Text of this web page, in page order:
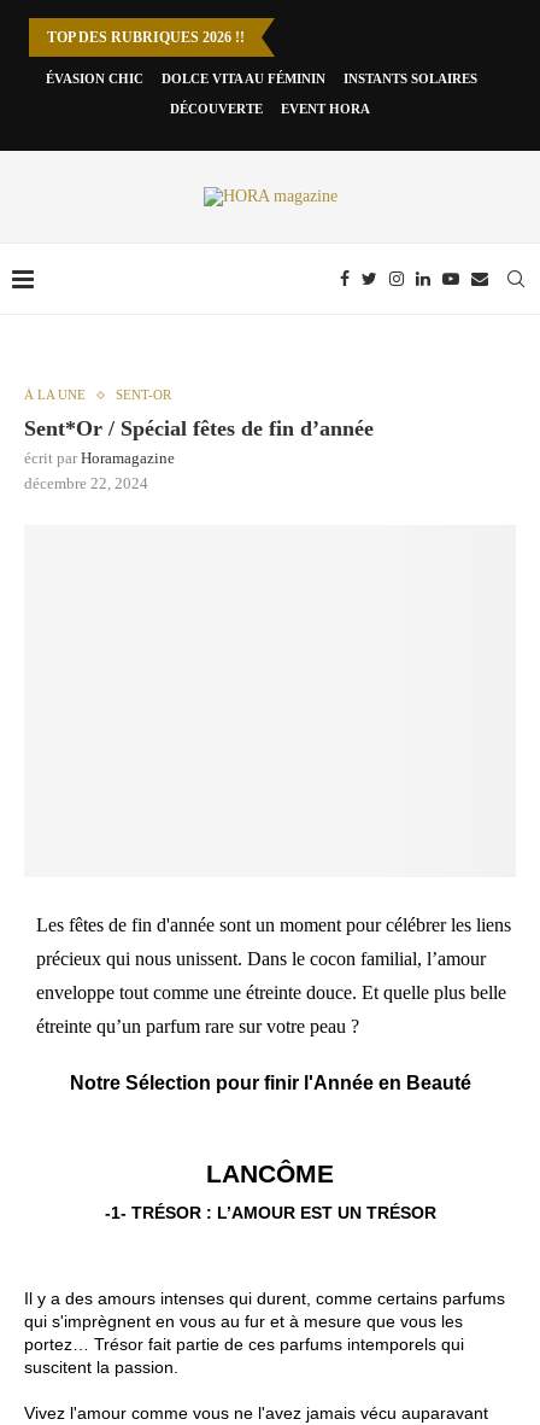
TOP DES RUBRIQUES 2026 !!
ÉVASION CHIC DOLCE VITA AU FÉMININ INSTANTS SOLAIRES
DÉCOUVERTE EVENT HORA
À LA UNE SENT-OR
Sent*Or / Spécial fêtes de fin d’année
écrit parHoramagazine
décembre 22, 2024
Les fêtes de fin d'année sont un moment pour célébrer les liens
précieux qui nous unissent. Dans le cocon familial, l’amour
enveloppe tout comme une étreinte douce. Et quelle plus belle
étreinte qu’un parfum rare sur votre peau ?
Notre Sélection pour finir l'Année en Beauté
LANCÔME
-1- TRÉSOR : L’AMOUR EST UN TRÉSOR
Il y a des amours intenses qui durent, comme certains parfums
qui s'imprègnent en vous au fur et à mesure que vous les
portez… Trésor fait partie de ces parfums intemporels qui
suscitent la passion.
Vivez l'amour comme vous ne l'avez jamais vécu auparavant